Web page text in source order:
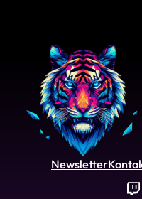
Newsletter
Twitch